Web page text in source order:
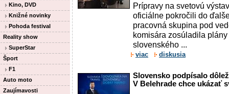
Kino, DVD
Knižné novinky
Pohoda festival
Reality show
SuperStar
Šport
F1
Auto moto
Zaujímavosti
Prípravy na svetovú
oficiálne pokročili do
pracovná skupina pod
komisára zosúladila
slovenského ...
viac diskusia
Slovensko podpísalo
V Belehrade chce ukázať